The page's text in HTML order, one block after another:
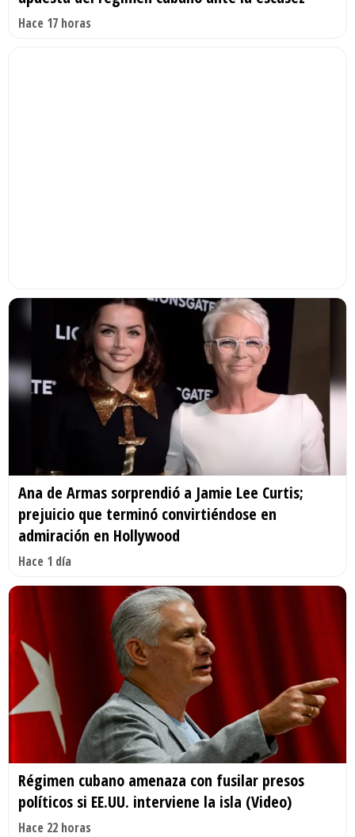
Hace 17 horas
Ana de Armas sorprendió a Jamie Lee Curtis;
prejuicio que terminó convirtiéndose en
admiración en Hollywood
Hace 1 día
Régimen cubano amenaza con fusilar presos
políticos si EE.UU. interviene la isla (Video)
Hace 22 horas